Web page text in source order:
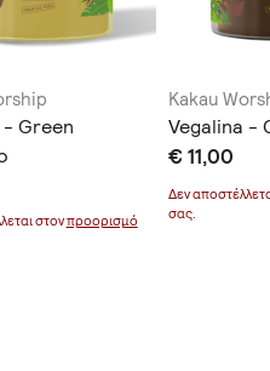
- Green
στονπροορισμό
Kakau
Vegalina -
€ 11,00
Δεν
σας.